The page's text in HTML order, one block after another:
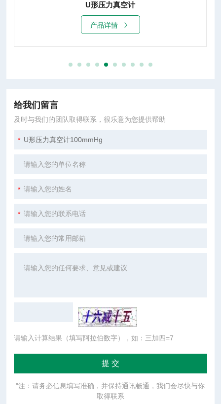
PU-2型压力真空计、U形真空压力计
产品详情
给我们留言
及时与我们的团队取得联系，很乐意为您提供帮助
请输入计算结果（填写阿拉伯数字），如：三加四=7
"注：请务必信息填写准确，并保持通讯畅通，我们会尽快与你
取得联系